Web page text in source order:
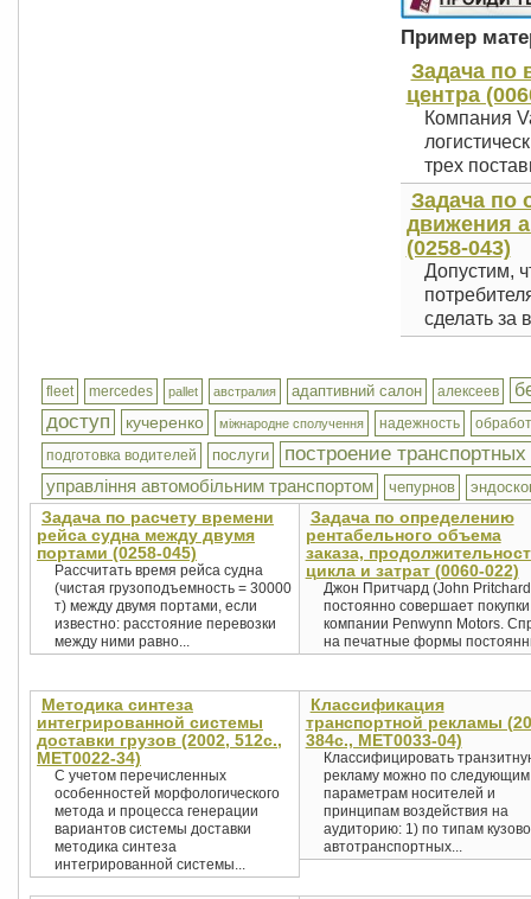
Пример
Задача по
центра
Компания
трех
Задача по
движения
(0258-043)
Допустим,
сделать за
fleet mercedes pallet австралия адаптивний салон алексеев
доступ кучеренко міжнародне сполучення надежность
подготовка водителей
послуги построение
управління автомобільним транспортом чепурнов
Задача по расчету времени
рейса судна между двумя
портами (0258-045)
Рассчитать время рейса судна
(чистая грузоподъемность = 30000
т) между двумя портами, если
известно: расстояние перевозки
между ними равно...
Задача по определению
рентабельного объема
заказа,
цикла и затрат (0060-022)
Джон Притчард (John
постоянно совершает
компании Penwynn Motors.
на печатные формы
Методика синтеза
интегрированной системы
доставки грузов (2002, 512с.,
MET0022-34)
С учетом перечисленных
особенностей морфологического
метода и процесса генерации
вариантов системы доставки
методика синтеза
интегрированной системы...
Классификация
транспортной рекламы
384с., MET0033-04)
Классифицировать
рекламу можно по следующим
параметрам носителей и
принципам воздействия на
аудиторию: 1) по типам
автотранспортных...